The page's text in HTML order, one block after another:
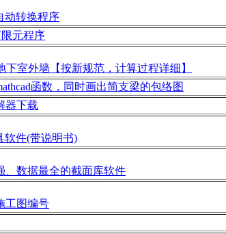
动转换程序
限元程序
室外墙【按新规范，计算过程详细】
函数，同时画出简支梁的包络图
器下载
软件(带说明书)
、数据最全的截面库软件
工图编号